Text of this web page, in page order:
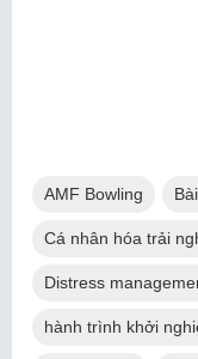
AMF Bowling
Cá nhân hóa trải
Distress
hành trình khởi